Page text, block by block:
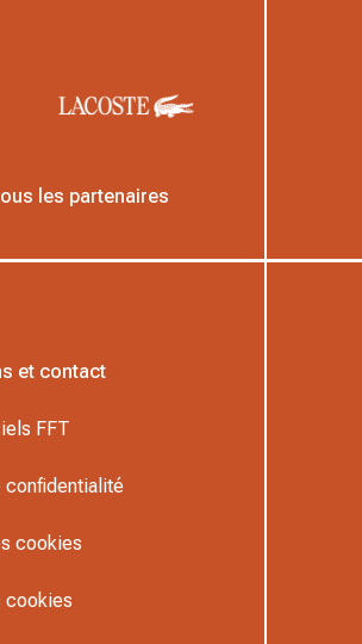
les partenaires
et contact
FFT
confidentialité
cookies
cookies